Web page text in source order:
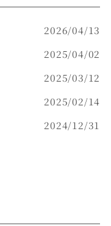
2026/04/13
2025/04/02
2025/03/12
2025/02/14
2024/12/31